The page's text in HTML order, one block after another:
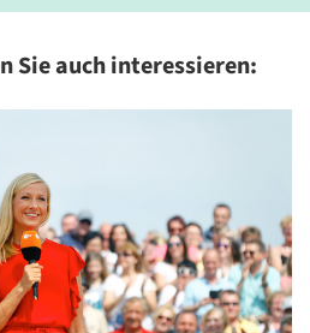
Sie auch interessieren: